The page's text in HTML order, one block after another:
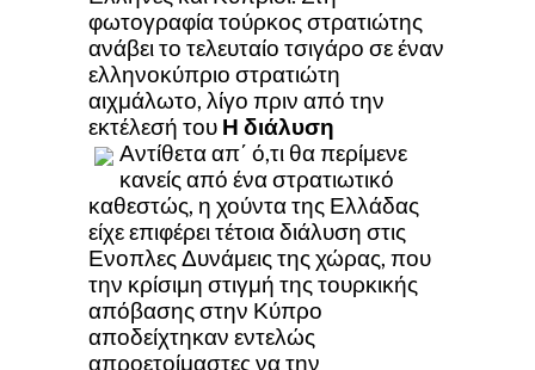
φωτογραφία τούρκος στρατιώτης
ανάβει το τελευταίο τσιγάρο σε έναν
ελληνοκύπριο στρατιώτη
αιχμάλωτο, λίγο πριν από την
εκτέλεσή του Η διάλυση
Αντίθετα απ΄ ό,τι θα περίμενε
κανείς από ένα στρατιωτικό
καθεστώς, η χούντα της Ελλάδας
είχε επιφέρει τέτοια διάλυση στις
Ενοπλες Δυνάμεις της χώρας, που
την κρίσιμη στιγμή της τουρκικής
απόβασης στην Κύπρο
αποδείχτηκαν εντελώς
απροετοίμαστες να την